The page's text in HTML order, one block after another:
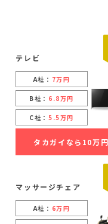
テレビ
A社： 7万円
B社： 6.8万円
C社：5.5万円
タカガイなら10万円
マッサージチェア
A社： 6万円